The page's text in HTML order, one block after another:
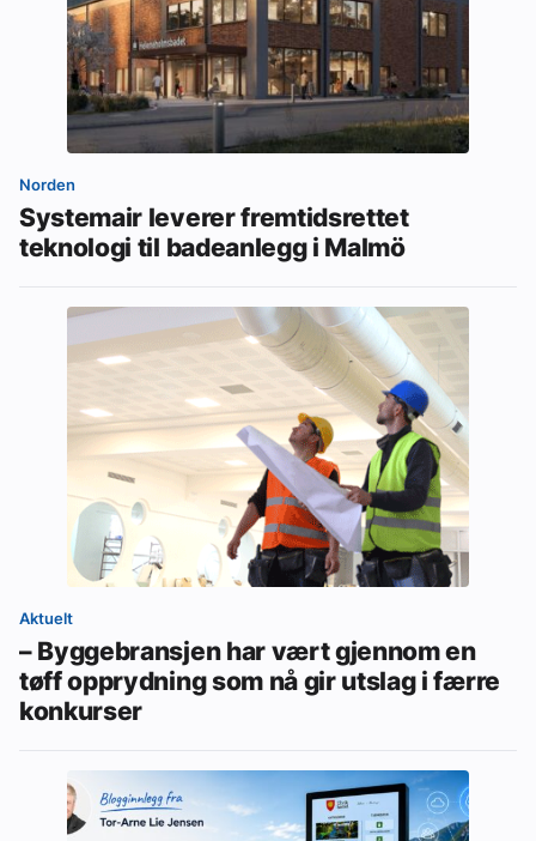
Norden
Systemair leverer fremtidsrettet
teknologi til badeanlegg i Malmö
Aktuelt
– Byggebransjen har vært gjennom en
tøff opprydning som nå gir utslag i færre
konkurser